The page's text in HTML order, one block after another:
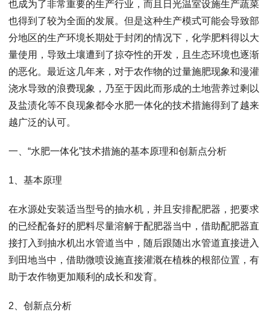
也成为了非常重要的生产行业，而且日光温室设施生产蔬菜
也得到了较为全面的发展。但是这种生产模式可能会导致部
分地区的生产环境长期处于封闭的情况下，化学肥料得以大
量使用，导致土壤遭到了掠夺性的开发，且生态环境也逐渐
的恶化。最近这几年来，对于农作物的过量施肥现象和漫灌
浇水导致的浪费现象，乃至于因此而形成的土地营养过剩以
及盐渍化等不良现象都令水肥一体化的技术措施得到了越来
越广泛的认可。
一、“水肥一体化”技术措施的基本原理和创新点分析
1、基本原理
在水源处安装适当型号的抽水机，并且安排配肥器，把要求
的已经配备好的肥料尽量溶解于配肥器当中，借助配肥器直
接打入到抽水机出水管道当中，随后跟随出水管道直接进入
到田地当中，借助微喷设施直接灌溉在植株的根部位置，有
助于农作物更加顺利的成长和发育。
2、创新点分析